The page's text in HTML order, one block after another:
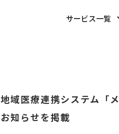
サービス一覧
地域医療連携システム「
お知らせを掲載